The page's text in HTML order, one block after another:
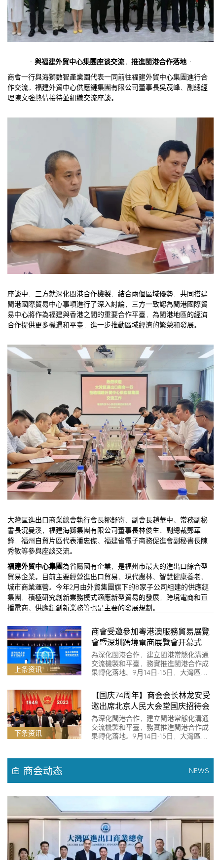
· 與福建外貿中心集團座谈交流，推進閩港合作落地 ·
商會一行與海獅數智產業園代表一同前往福建外貿中心集團進行合
作交流。福建外貿中心供應鏈集團有限公司董事長吳茂峰、副總經
理陳文強熱情接待並組織交流座談。
座談中，三方就深化閩港合作機製，結合兩個區域優勢，共同搭建
閩港國際貿易中心事項進行了深入討論，三方一致認為閩港國際貿
易中心將作為福建與香港之間的重要合作平臺，為閩港地區的經濟
合作提供更多機遇和平臺，進一步推動區域經濟的繁榮和發展。
大灣區進出口商業總會執行會長鄒舒寄、副會長趙華中、常務副秘
書長況曼溪，福建海獅集團有限公司董事長林俊生、副總裁鄭華
鋒，福州自貿片區代表潘忠傑、福建省電子商務促進會副秘書長陳
秀敏等參與座談交流。
福建外貿中心集團為省屬國有企業，是福州市最大的進出口綜合型
貿易企業。目前主要經營進出口貿易、現代農林、智慧健康養老、
城市商業運營。今年2月由外貿集團旗下的8家子公司組建的供應鏈
集團，積極研究創新業務模式適應新型貿易的發展，跨境電商和直
播電商、供應鏈創新業務等也是主要的發展規劃。
上条资讯
商會受邀參加粵港澳服務貿易展覽
會暨深圳跨境電商展覽會开幕式
為深化閩港合作，建立閩港常態化溝通
交流機製和平臺，務實推進閩港合作成
果轉化落地。9月14日-15日，大灣區進
下条资讯
【国庆74周年】商会会长林龙安受
邀出席北京人民大会堂国庆招待会
為深化閩港合作，建立閩港常態化溝通
交流機製和平臺，務實推進閩港合作成
果轉化落地。9月14日-15日，大灣區進
商会动态 NEWS